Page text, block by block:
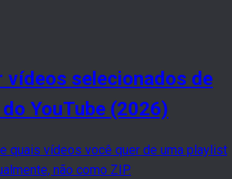
vídeos selecionados de
YouTube (2026)
quais vídeos você quer de uma playlist
não como ZIP.